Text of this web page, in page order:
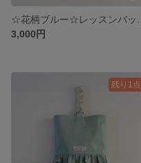
3,000円
残り1点